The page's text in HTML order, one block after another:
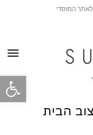
פתח
לאתר המוסדי
הבית